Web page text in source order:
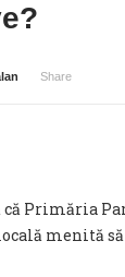
Share
că Primăria
menită